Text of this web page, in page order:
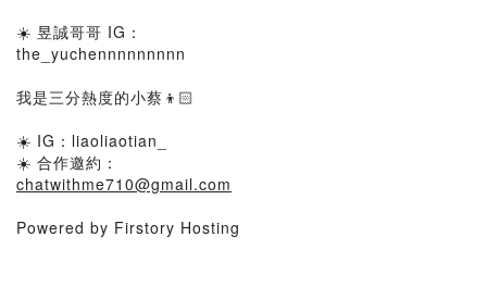
☀️ 昱誠哥哥 IG：
the_yuchennnnnnnnn
我是三分熱度的小蔡👦🏻
☀️ IG：liaoliaotian_
☀️ 合作邀約：
chatwithme710@gmail.com
Powered by Firstory Hosting